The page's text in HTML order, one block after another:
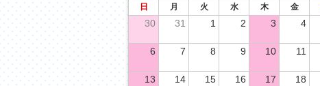
日 月 火 水 木 金
30 31 1 2 3 4
6 7 8 9 10 11
13 14 15 16 17 18